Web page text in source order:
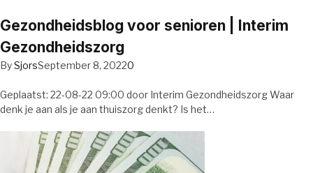
Gezondheidsblog voor senioren | Interim
Gezondheidszorg
BySjorsSeptember 8, 20220
Geplaatst: 22-08-22 09:00 door Interim Gezondheidszorg Waar
denk je aan als je aan thuiszorg denkt? Is het…